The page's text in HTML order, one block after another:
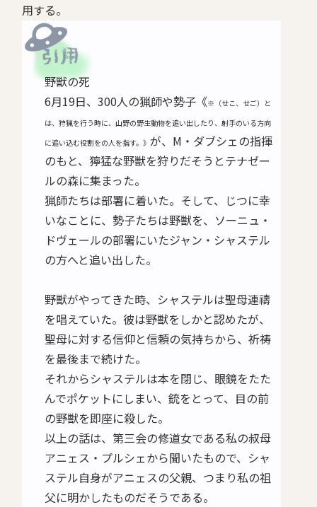
用する。
野獣の死
6月19日、300人の猟師や勢子《※（せこ、せご）と
は、狩猟を行う時に、山野の野生動物を追い出したり、射手のいる方向
に追い込む役割をの人を指す。》 が、M・ダブシェの指揮
のもと、獰猛な野獣を狩りだそうとテナゼー
ルの森に集まった。
猟師たちは部署に着いた。そして、じつに幸
いなことに、勢子たちは野獣を、ソーニュ・
ドヴェールの部署にいたジャン・シャステル
の方へと追い出した。
野獣がやってきた時、シャステルは聖母連禱
を唱えていた。彼は野獣をしかと認めたが、
聖母に対する信仰と信頼の気持ちから、祈祷
を最後まで続けた。
それからシャステルは本を閉じ、眼鏡をたた
んでポケットにしまい、銃をとって、目の前
の野獣を即座に殺した。
以上の話は、第三会の修道女である私の叔母
アニェス・プルシェから聞いたもので、シャ
ステル自身がアニェスの父親、つまり私の祖
父に明かしたものだそうである。